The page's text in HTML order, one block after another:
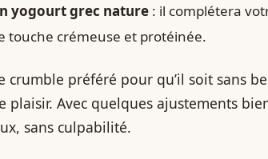
yogourt grec nature : il complétera
touche crémeuse et protéinée.
crumble préféré pour qu’il soit sans
plaisir. Avec quelques ajustements
sans culpabilité.